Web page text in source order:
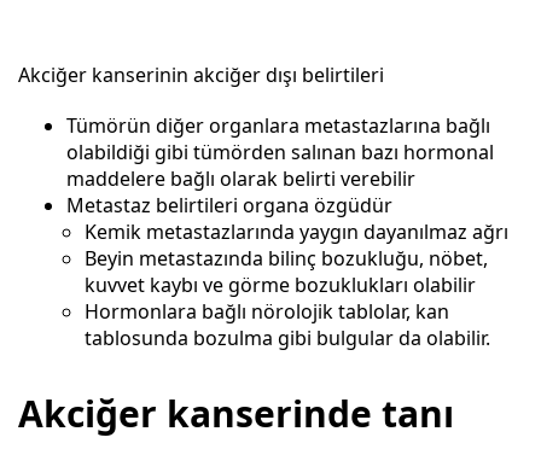
Akciğer kanserinin akciğer dışı belirtileri
Tümörün diğer organlara metastazlarına bağlı
olabildiği gibi tümörden salınan bazı hormonal
maddelere bağlı olarak belirti verebilir
Metastaz belirtileri organa özgüdür
Kemik metastazlarında yaygın dayanılmaz ağrı
Beyin metastazında bilinç bozukluğu, nöbet,
kuvvet kaybı ve görme bozuklukları olabilir
Hormonlara bağlı nörolojik tablolar, kan
tablosunda bozulma gibi bulgular da olabilir.
Akciğer kanserinde tanı